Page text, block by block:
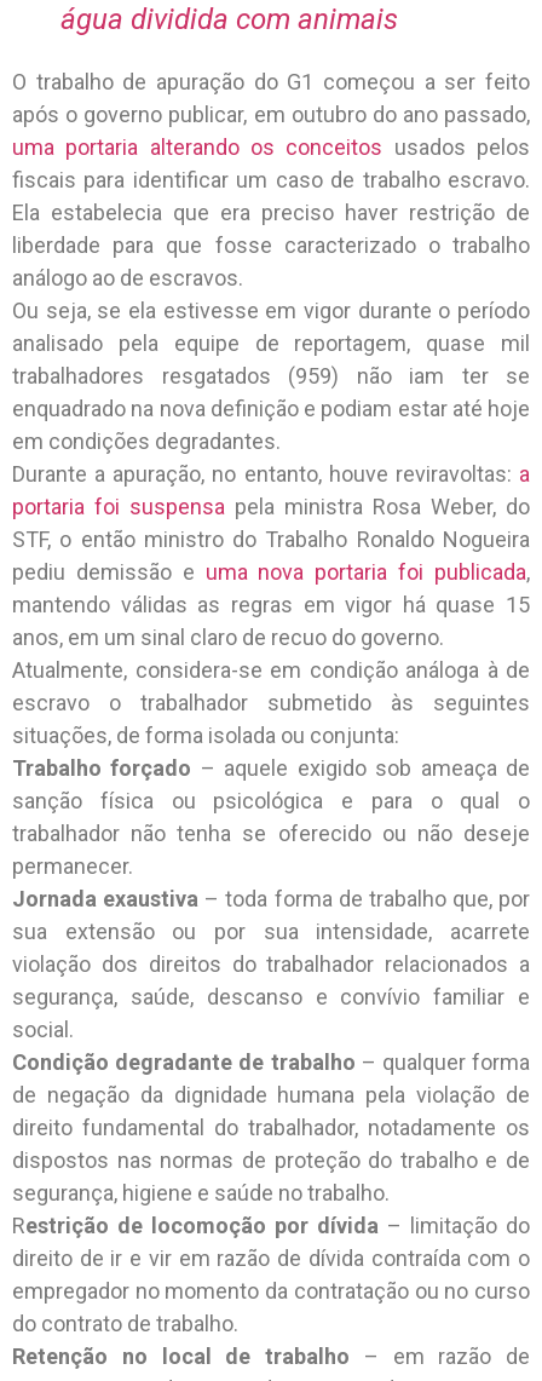
água dividida com animais
O trabalho de apuração do G1 começou a ser feito
após o governo publicar, em outubro do ano passado,
uma portaria alterando os conceitos usados pelos
fiscais para identificar um caso de trabalho escravo.
Ela estabelecia que era preciso haver restrição de
liberdade para que fosse caracterizado o trabalho
análogo ao de escravos.
Ou seja, se ela estivesse em vigor durante o período
analisado pela equipe de reportagem, quase mil
trabalhadores resgatados (959) não iam ter se
enquadrado na nova definição e podiam estar até hoje
em condições degradantes.
Durante a apuração, no entanto, houve reviravoltas: a
portaria foi suspensa pela ministra Rosa Weber, do
STF, o então ministro do Trabalho Ronaldo Nogueira
pediu demissão e uma nova portaria foi publicada,
mantendo válidas as regras em vigor há quase 15
anos, em um sinal claro de recuo do governo.
Atualmente, considera-se em condição análoga à de
escravo o trabalhador submetido às seguintes
situações, de forma isolada ou conjunta:
Trabalho forçado – aquele exigido sob ameaça de
sanção física ou psicológica e para o qual o
trabalhador não tenha se oferecido ou não deseje
permanecer.
Jornada exaustiva – toda forma de trabalho que, por
sua extensão ou por sua intensidade, acarrete
violação dos direitos do trabalhador relacionados a
segurança, saúde, descanso e convívio familiar e
social.
Condição degradante de trabalho – qualquer forma
de negação da dignidade humana pela violação de
direito fundamental do trabalhador, notadamente os
dispostos nas normas de proteção do trabalho e de
segurança, higiene e saúde no trabalho.
Restrição de locomoção por dívida – limitação do
direito de ir e vir em razão de dívida contraída com o
empregador no momento da contratação ou no curso
do contrato de trabalho.
Retenção no local de trabalho – em razão de